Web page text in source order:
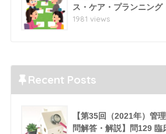
ス・ケア・プランニング
1981 views
Recent Posts
【第35回（2021年）管
問解答・解説】問129 臨